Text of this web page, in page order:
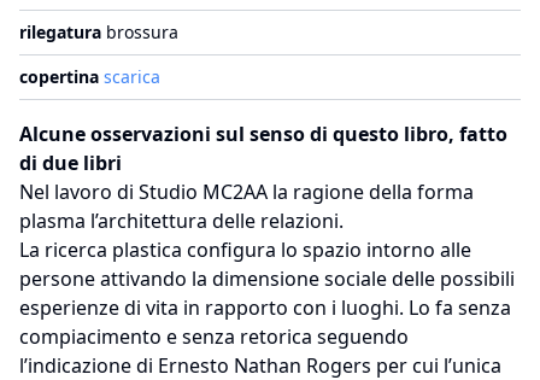
rilegatura brossura
copertina scarica
Alcune osservazioni sul senso di questo libro, fatto
di due libri
Nel lavoro di Studio MC2AA la ragione della forma
plasma l’architettura delle relazioni.
La ricerca plastica configura lo spazio intorno alle
persone attivando la dimensione sociale delle possibili
esperienze di vita in rapporto con i luoghi. Lo fa senza
compiacimento e senza retorica seguendo
l’indicazione di Ernesto Nathan Rogers per cui l’unica